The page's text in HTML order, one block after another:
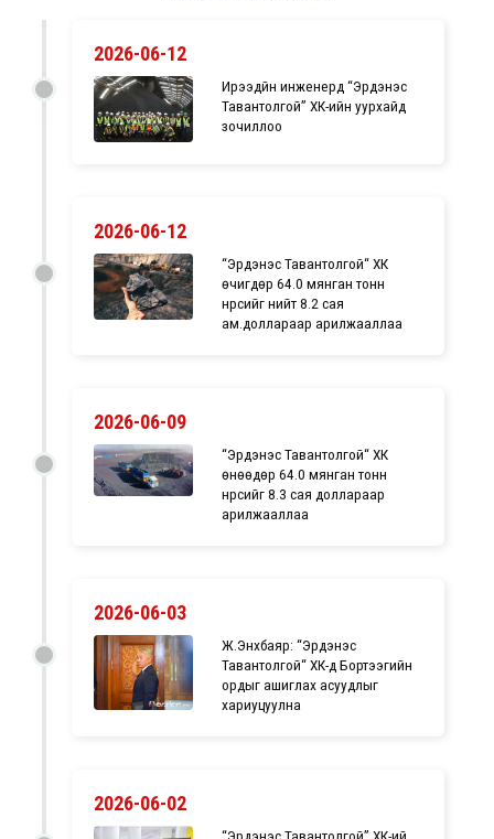
2026-06-12
Ирээдүйн инженерүүд “Эрдэнэс
Тавантолгой” ХК-ийн уурхайд
зочиллоо
2026-06-12
“Эрдэнэс Тавантолгой“ ХК
өчигдөр 64.0 мянган тонн
нүүрсийг нийт 8.2 сая
ам.доллараар арилжааллаа
2026-06-09
“Эрдэнэс Тавантолгой“ ХК
өнөөдөр 64.0 мянган тонн
нүүрсийг 8.3 сая доллараар
арилжааллаа
2026-06-03
Ж.Энхбаяр: “Эрдэнэс
Тавантолгой“ ХК-д Бортээгийн
ордыг ашиглах асуудлыг
хариуцуулна
2026-06-02